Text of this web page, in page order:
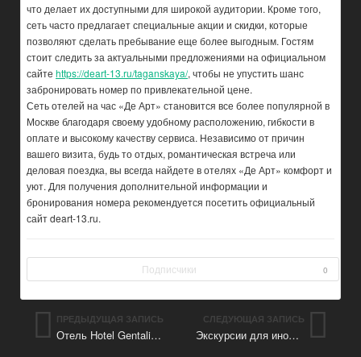
что делает их доступными для широкой аудитории. Кроме того,
сеть часто предлагает специальные акции и скидки, которые
позволяют сделать пребывание еще более выгодным. Гостям
стоит следить за актуальными предложениями на официальном
сайте https://deart-13.ru/taganskaya/, чтобы не упустить шанс
забронировать номер по привлекательной цене.
Сеть отелей на час «Де Арт» становится все более популярной в
Москве благодаря своему удобному расположению, гибкости в
оплате и высокому качеству сервиса. Независимо от причин
вашего визита, будь то отдых, романтическая встреча или
деловая поездка, вы всегда найдете в отелях «Де Арт» комфорт и
уют. Для получения дополнительной информации и
бронирования номера рекомендуется посетить официальный
сайт deart-13.ru.
Подписчики 0
ПРЕДЫДУЩАЯ ЗАПИСЬ
Отель Hotel Gentalion 4* в Москве
СЛЕДУЮЩАЯ ЗАПИСЬ
Экскурсии для иностранцев по Москве